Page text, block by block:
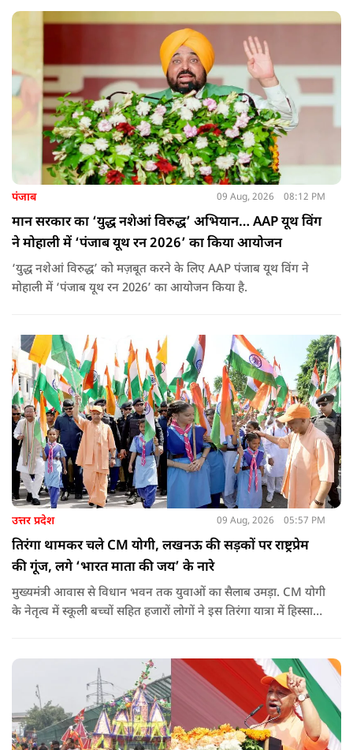
पंजाब 09 Aug, 2026 08:12 PM
मान सरकार का ‘युद्ध नशेआं विरुद्ध’ अभियान… AAP यूथ विंग
ने मोहाली में ‘पंजाब यूथ रन 2026’ का किया आयोजन
‘युद्ध नशेआं विरुद्ध’ को मज़बूत करने के लिए AAP पंजाब यूथ विंग ने
मोहाली में ‘पंजाब यूथ रन 2026’ का आयोजन किया है.
उत्तर प्रदेश 09 Aug, 2026 05:57 PM
तिरंगा थामकर चले CM योगी, लखनऊ की सड़कों पर राष्ट्रप्रेम
की गूंज, लगे ‘भारत माता की जय’ के नारे
मुख्यमंत्री आवास से विधान भवन तक युवाओं का सैलाब उमड़ा. CM योगी
के नेतृत्व में स्कूली बच्चों सहित हजारों लोगों ने इस तिरंगा यात्रा में हिस्सा